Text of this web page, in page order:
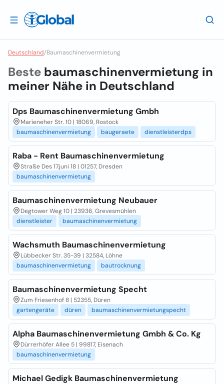
Deutschland/Baumaschinenvermietung
Beste baumaschinenvermietung in
meiner Nähe in Deutschland
Dps Baumaschinenvermietung Gmbh
Marieneher Str. 10 | 18069, Rostock
baumaschinenvermietung
baugeraete dienstleisterdps
Raba - Rent Baumaschinenvermietung
Straße Des 17.juni 18 | 01257, Dresden
baumaschinenvermietung
Baumaschinenvermietung Neubauer
Degtower Weg 10 | 23936, Grevesmühlen
dienstleister
baumaschinenvermietung
Wachsmuth Baumaschinenvermietung
Lübbecker Str. 35-39 | 32584, Löhne
baumaschinenvermietung
bautrocknung
Baumaschinenvermietung Specht
Zum Friesenhof 8 | 52355, Düren
gartengeräte
düren baumaschinenvermietungspecht
Alpha Baumaschinenvermietung Gmbh & Co. Kg
Dürrerhöfer Allee 5 | 99817, Eisenach
baumaschinenvermietung
Michael Gedigk Baumaschinenvermietung